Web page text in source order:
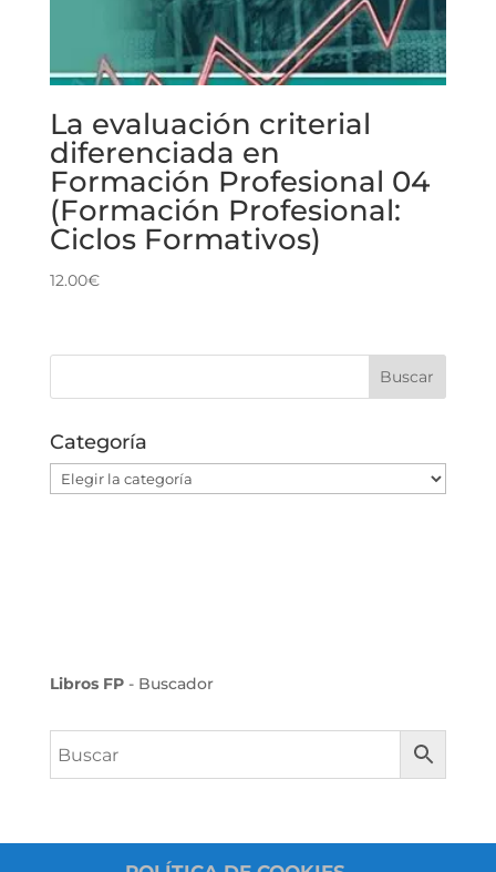
La evaluación criterial
diferenciada en
Formación Profesional 04
(Formación Profesional:
Ciclos Formativos)
12.00€
Categoría
Categoría
Libros FP- Buscador